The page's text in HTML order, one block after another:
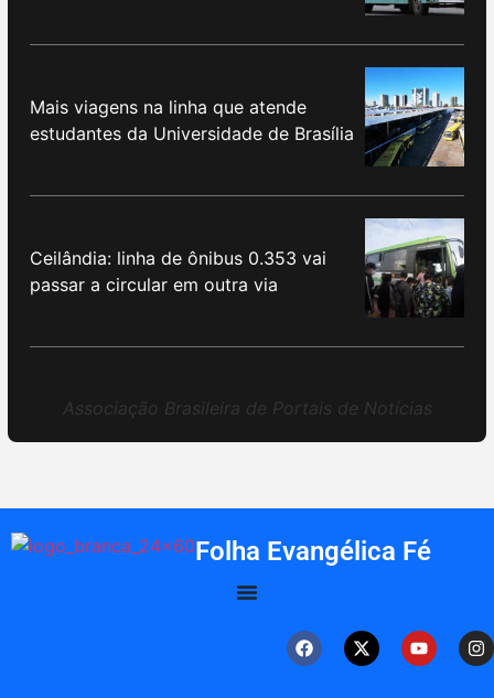
Mais viagens na linha que atende
estudantes da Universidade de Brasília
Ceilândia: linha de ônibus 0.353 vai
passar a circular em outra via
Associação Brasileira de Portais de Notícias
Folha Evangélica Fé